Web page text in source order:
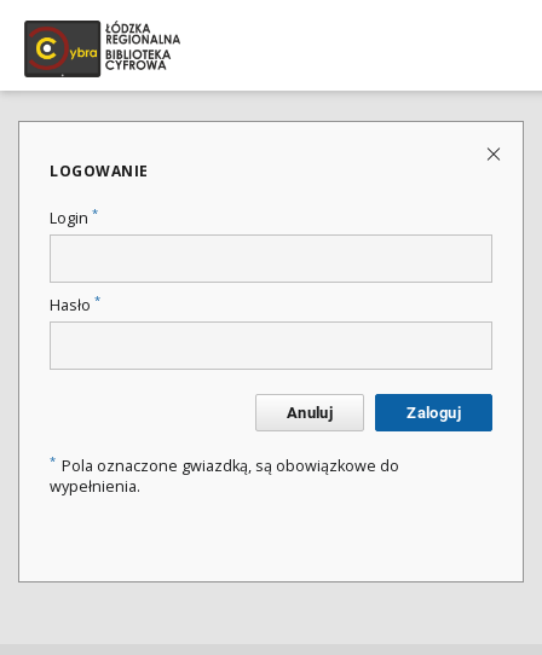
LOGOWANIE
Login *
Hasło *
Anuluj Zaloguj
* Pola oznaczone gwiazdką, są obowiązkowe do
wypełnienia.